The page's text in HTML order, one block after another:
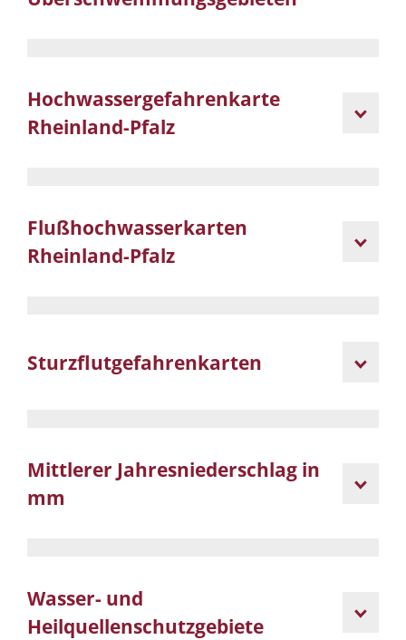
Hochwassergefahrenkarte
Rheinland-Pfalz
Flußhochwasserkarten
Rheinland-Pfalz
Sturzflutgefahrenkarten
Mittlerer Jahresniederschlag in
mm
Wasser- und
Heilquellenschutzgebiete